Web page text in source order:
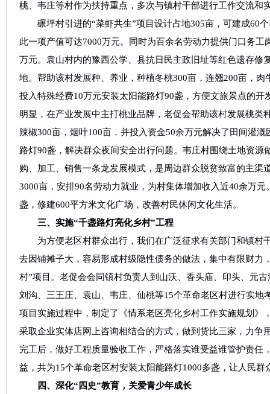
桃、韦庄等村作为扶持重点，多次与镇村干部进行工作交流和
碾坪村引进的“菜虾共生”项目设计占地305亩，可建成60个
此一项产值可达7000万元。同时为百余名劳动力提供门口务工
万元。袁山村内的豫西公学、县抗日民主政旧址等红色遗存修
地。帮助该村发展种、养业，种植冬桃300亩，连翘200亩，肉
投入特殊经费10万元安装太阳能路灯90盏，方便文旅景点的开
明显，在产业发展中主打桃业品牌，老促会帮助该村发展桃类
辣椒300亩，烟叶100亩，并投入资金50余万元解决了田间灌
路灯90盏，解决群众夜间安全出行问题。韦庄村围绕土地资源
购、加工、销售一条龙发展模式，是周边群众脱贫致富的主渠
3000亩，安排90名劳动力就业，为村集体增加收入近40余万
盏，修建600平方米文化广场，改善村民休闲文化生活。
三、实施“千盏路灯亮化乡村”工程
为方便老区村群众出行，我们在广泛征求有关部门和镇村
去因铺摊子大，容易形成村级隐性债务的做法，集中有限财力
村”项目。老促会会同镇村负责人到山沃、香头庙、印头、元
刘沟、三王庄、袁山、韦庄、仙桃等15个革命老区村进行实地
项目实施过程中，制定了《情系老区亮化乡村工作实施规划》
采取企业实体店网上咨询相结合的方式，做到货比三家，力争
完工后，做好工程质量验收工作，严格落实谁受益谁管护责任
益，共为15个革命老区村安装太阳能路灯1000多盏，让人民群
四、深化“四史”教育，关爱青少年成长